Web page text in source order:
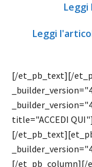
Leggi
[/et_pb_text][/
title="ACCEDI QUI"]
[/
[/et_pb_column][/